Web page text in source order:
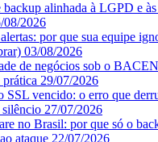
backup alinhada à LGPD e
08/2026
por que sua equipe
03/08/2026
de negócios sob o
29/07/2026
SSL vencido: o erro que
silêncio 27/07/2026
no Brasil: por que só o
ataque 22/07/2026